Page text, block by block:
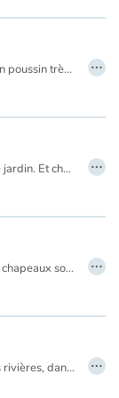
Ce livre raconte l’histoire d’Anicet, un poussin très gourmand qui picore tout ce qui est à sa portée, même en dehors du poulailler.
En chemin, il rencontre l’ours Sacha qui le rebaptise Petite Plume et l’invite à partager sa vie riche en expériences et en émotions. Aux côtés de son nouvel ami, notre poussin découvre la liberté et son petit goût de paradis.
…
Chaque matin, le soleil se lève sur le jardin. Et chaque soir, il disparaît de l’autre côté. Certains animaux vont se coucher, d’autres se réveillent dès l’arrivée de l’obscurité. Pour Dame ver luisant, c’est l’heure d’illuminer son ventre et d’attirer Monsieur. Pour la chouette, le sanglier, le hérisson ou encore la chauve-souris, le noir est propice à la chasse…
…
Dans la rosée automnale, des petits chapeaux sortent du sol... ce sont les champignons ! Mais sous ces drôles de petits parapluies se cache un extraordinaire et parfois gigantesque entrelacs de fines racines : le mycélium, le véritable corps du champignon ! Lorsqu'un champignon est cueilli, le mycélium continue à s'étendre et bientôt, d'autres fungi repousseront. Et heureusement, parce que nous ne sommes pas les seuls à les adorer ! Les animaux aussi s'en régalent. Mais attention, tous les champignons ne sont pas bons à manger ! Croûtes bleu vif, petits ronds ou en forme d'étoile de mer... odeur de savon, ou de bonbon... entre toutes ces variétés, il y a de quoi se tromper ! …
Dans les prairies ou aux abords des rivières, dans les arbres ou sous terre, les animaux font leur nid. La taupe est gourmande, alors elle remplit son garde-manger de vers de terre pour assouvir ses fringales à tout moment. Le blaireau, lui, creuse une nouvelle sortie pour accéder à sa ribambelle de toilettes extérieures. Hors de question de souiller son terrier ! Quant à l'incroyable castor, il étanchéifie sa hutte avec des branches de bouleau qu'il a rongées plus tôt dans la matinée. Que ce soit pour se protéger du danger ou pour préparer un précieux cocon et accueillir leurs petits, les animaux sont d'incroyables architectes! …